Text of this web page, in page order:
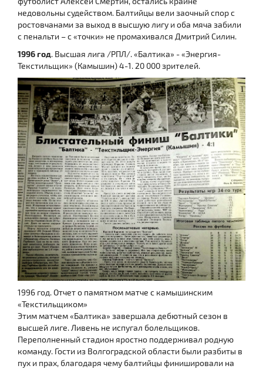
недовольны судейством. Балтийцы вели заочный спор с
ростовчанами за выход в высшую лигу и оба мяча забили
с пенальти – с «точки» не промахивался Дмитрий Силин.
1996 год. Высшая лига /РПЛ/. «Балтика» - «Энергия-
Текстильщик» (Камышин) 4-1. 20 000 зрителей.
1996 год. Отчет о памятном матче с камышинским
«Текстильщиком»
Этим матчем «Балтика» завершала дебютный сезон в
высшей лиге. Ливень не испугал болельщиков.
Переполненный стадион яростно поддерживал родную
команду. Гости из Волгоградской области были разбиты в
пух и прах, благодаря чему балтийцы финишировали на